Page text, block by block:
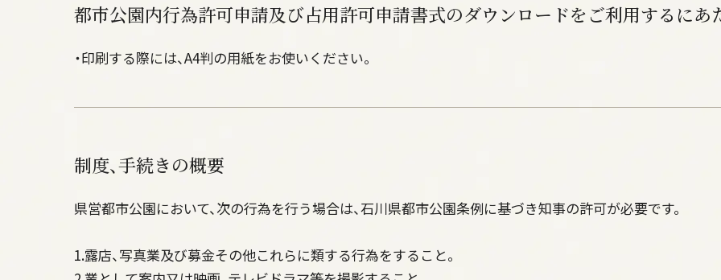
都市公園内行為許可申請及び占用許可申請書式のダウンロードをご利用するにあ
・印刷する際には、A4判の用紙をお使いください。
制度、手続きの概要
県営都市公園において、次の行為を行う場合は、石川県都市公園条例に基づき知事の許可が必要です。
1.露店、写真業及び募金その他これらに類する行為をすること。